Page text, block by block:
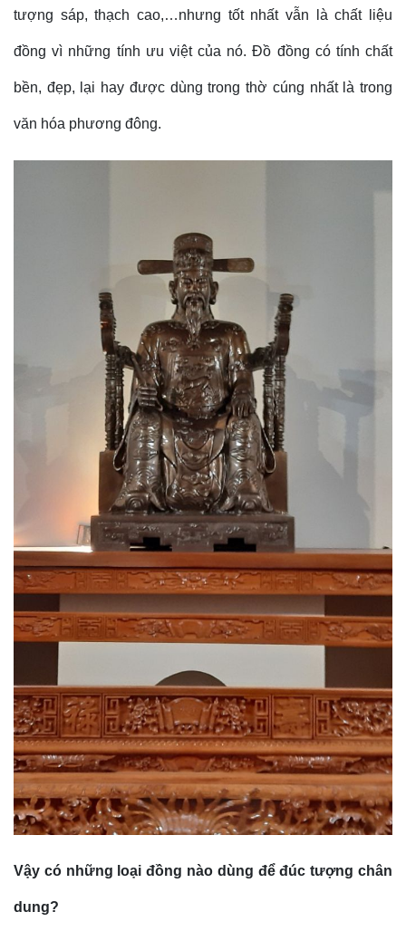
tượng sáp, thạch cao,…nhưng tốt nhất vẫn là chất liệu
đồng vì những tính ưu việt của nó. Đồ đồng có tính chất
bền, đẹp, lại hay được dùng trong thờ cúng nhất là trong
văn hóa phương đông.
Vậy có những loại đồng nào dùng để đúc tượng chân
dung?